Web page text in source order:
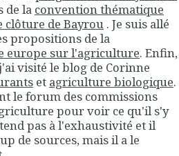
de la convention thématique
clôture de Bayrou . Je suis allé
propositions de la
europe sur l'agriculture. Enfin,
visité le blog de Corinne
et agriculture biologique.
le forum des commissions
pour voir ce qu'il s'y
pas à l'exhaustivité et il
de sources, mais il a le